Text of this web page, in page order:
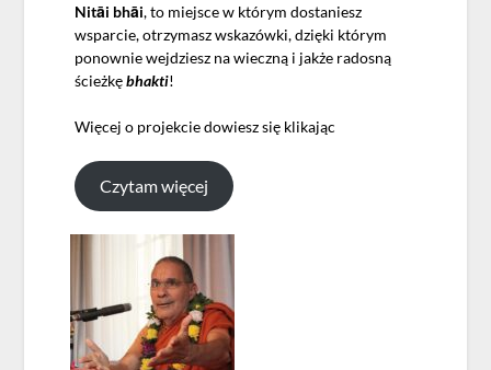
Nitāi bhāi, to miejsce w którym dostaniesz
wsparcie, otrzymasz wskazówki, dzięki którym
ponownie wejdziesz na wieczną i jakże radosną
ścieżkębhakti!
Więcej o projekcie dowiesz się klikając
Czytam więcej